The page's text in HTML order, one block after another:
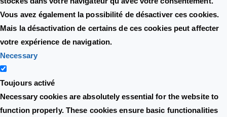
Vous avez également la possibilité de désactiver ces cookies.
Mais la désactivation de certains de ces cookies peut affecter
votre expérience de navigation.
Necessary
Toujours activé
Necessary cookies are absolutely essential for the website to
function properly. These cookies ensure basic functionalities